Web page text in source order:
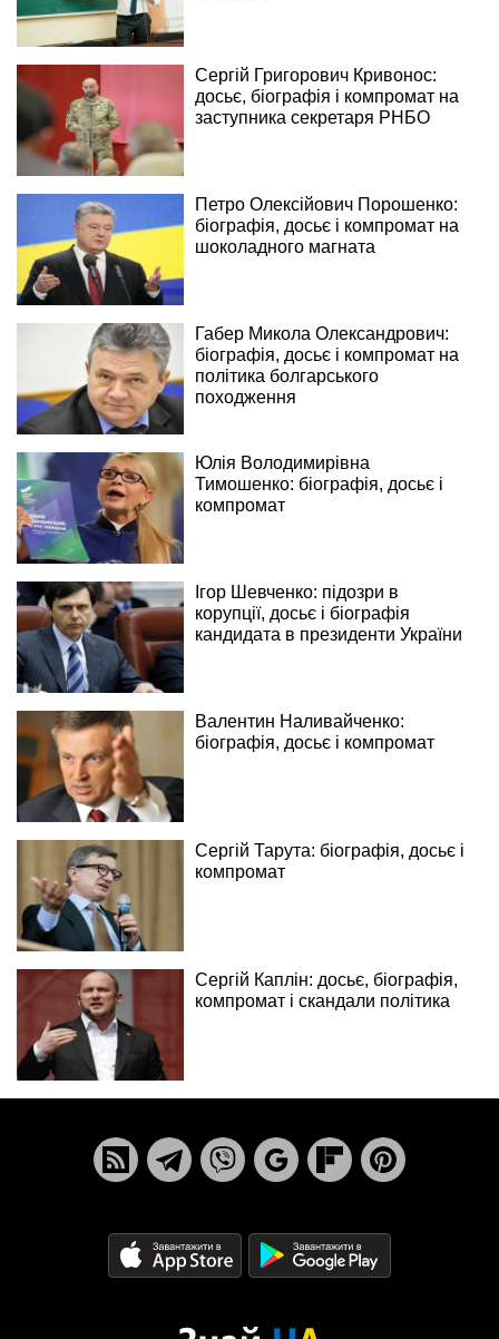
Сергій Григорович Кривонос:
досьє, біографія і компромат на
заступника секретаря РНБО
Петро Олексійович Порошенко:
біографія, досьє і компромат на
шоколадного магната
Габер Микола Олександрович:
біографія, досьє і компромат на
політика болгарського
походження
Юлія Володимирівна
Тимошенко: біографія, досьє і
компромат
Ігор Шевченко: підозри в
корупції, досьє і біографія
кандидата в президенти України
Валентин Наливайченко:
біографія, досьє і компромат
Сергій Тарута: біографія, досьє і
компромат
Сергій Каплін: досьє, біографія,
компромат і скандали політика